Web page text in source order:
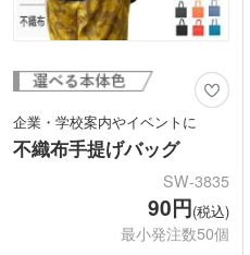
企業・学校案内やイベントに
不織布手提げバッグ
SW-3835
90円(税込)
最小発注数50個